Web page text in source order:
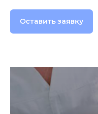
Оставить заявку